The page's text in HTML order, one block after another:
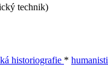
technik)
historiografie *